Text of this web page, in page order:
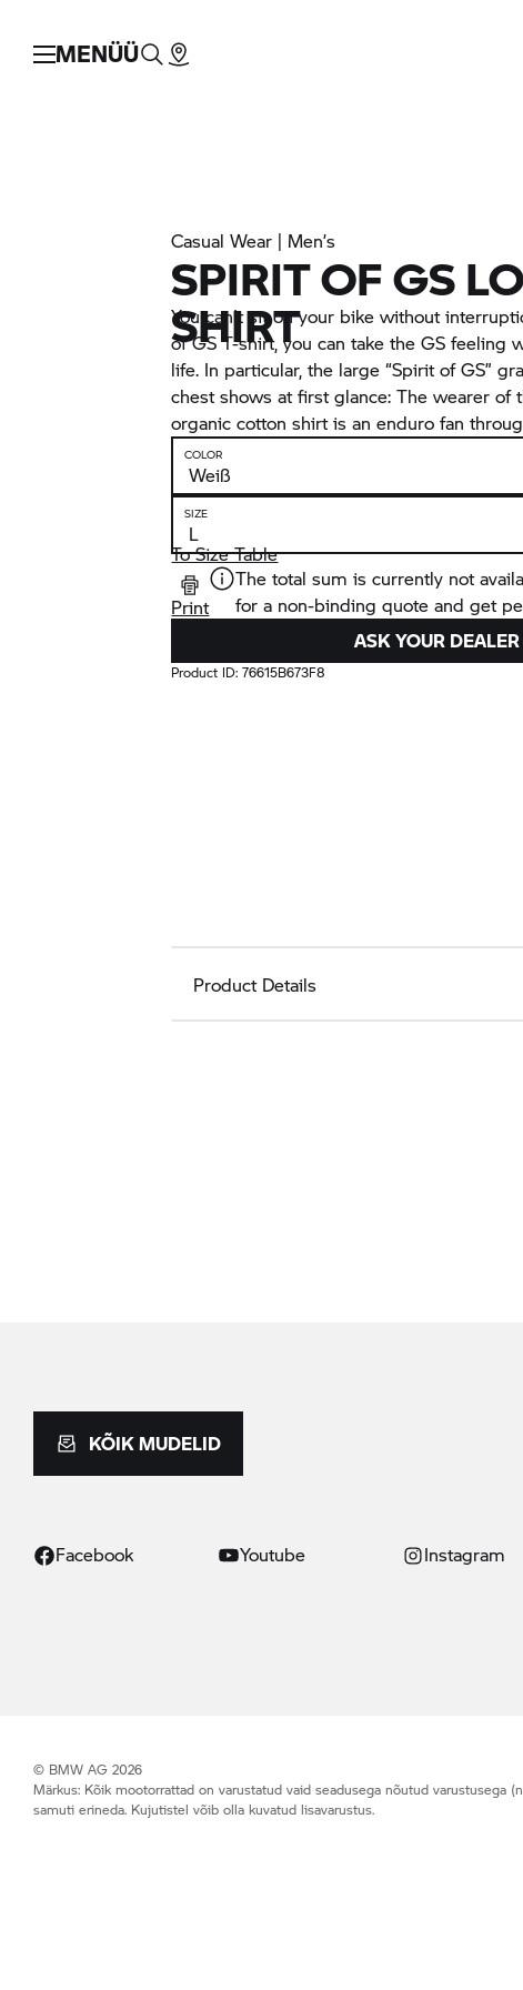
MENÜÜ
Casual Wear | Men’s
SPIRIT OF GS
SHIRT
You can't sit on your bike without
of GS T-shirt, you can take the GS feeling
life. In particular, the large “Spirit of GS”
chest shows at first glance: The wearer of
organic cotton shirt is an enduro fan
COLOR
SIZE
To Size Table
Print
The total sum is currently not
for a non-binding quote and get
ASK YOUR DEALER
Product ID:76615B673F8
Product Details
KÕIK MUDELID
Facebook Youtube Instagram
© BMW AG 2026
Märkus: Kõik mootorrattad on varustatud vaid seadusega nõutud
samuti erineda. Kujutistel võib olla kuvatud lisavarustus.